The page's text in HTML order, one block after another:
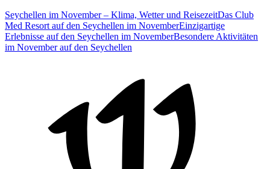
Seychellen im November – Klima, Wetter und ReisezeitDas Club
Med Resort auf den Seychellen im NovemberEinzigartige
Erlebnisse auf den Seychellen im NovemberBesondere Aktivitäten
im November auf den Seychellen